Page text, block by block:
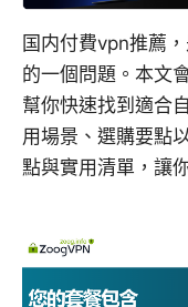
国内付費vpn推薦
的一個問題。本文
幫你快速找到適合
用場景、選購要點
點與實用清單，讓